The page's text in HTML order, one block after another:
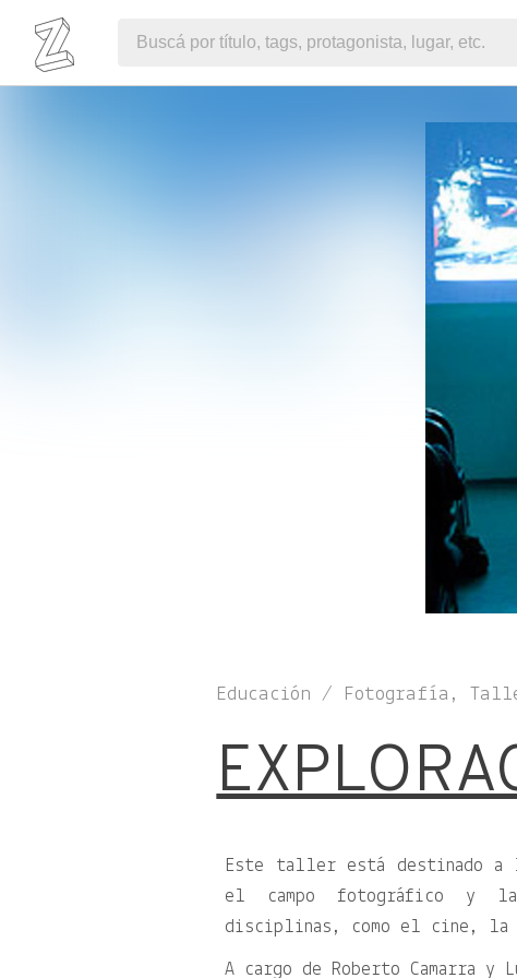
Educación / Fotografía,
Este taller está destinado a
el campo fotográfico y
disciplinas, como el cine,
A cargo de Roberto Camarra y